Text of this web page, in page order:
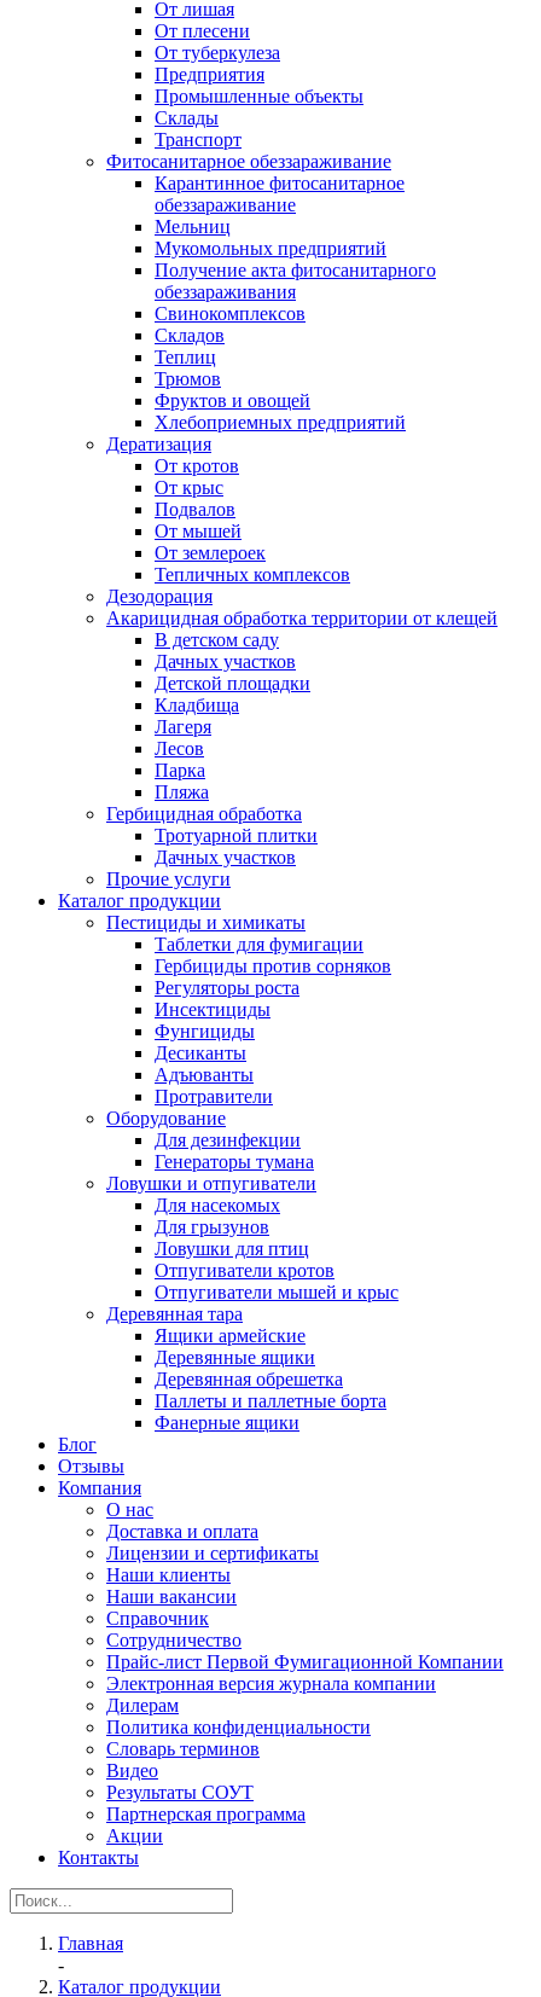
От лишая
От плесени
От туберкулеза
Предприятия
Промышленные объекты
Склады
Транспорт
Фитосанитарное обеззараживание
Карантинное фитосанитарное
обеззараживание
Мельниц
Мукомольных предприятий
Получение акта фитосанитарного
обеззараживания
Свинокомплексов
Складов
Теплиц
Трюмов
Фруктов и овощей
Хлебоприемных предприятий
Дератизация
От кротов
От крыс
Подвалов
От мышей
От землероек
Тепличных комплексов
Дезодорация
Акарицидная обработка территории от клещей
В детском саду
Дачных участков
Детской площадки
Кладбища
Лагеря
Лесов
Парка
Пляжа
Гербицидная обработка
Тротуарной плитки
Дачных участков
Прочие услуги
Каталог продукции
Пестициды и химикаты
Таблетки для фумигации
Гербициды против сорняков
Регуляторы роста
Инсектициды
Фунгициды
Десиканты
Адъюванты
Протравители
Оборудование
Для дезинфекции
Генераторы тумана
Ловушки и отпугиватели
Для насекомых
Для грызунов
Ловушки для птиц
Отпугиватели кротов
Отпугиватели мышей и крыс
Деревянная тара
Ящики армейские
Деревянные ящики
Деревянная обрешетка
Паллеты и паллетные борта
Фанерные ящики
Блог
Отзывы
Компания
О нас
Доставка и оплата
Лицензии и сертификаты
Наши клиенты
Наши вакансии
Справочник
Сотрудничество
Прайс-лист Первой Фумигационной Компании
Электронная версия журнала компании
Дилерам
Политика конфиденциальности
Словарь терминов
Видео
Результаты СОУТ
Партнерская программа
Акции
Контакты
Главная
-
Каталог продукции